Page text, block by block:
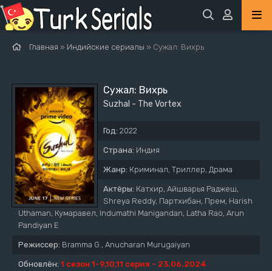
Главная » Индийские сериалы » Сужал: Вихрь
Сужал: Вихрь
Suzhal - The Vortex
Год: 2022
Страна: Индия
Жанр: Криминал, Триллер, Драма
Актёры: Катхир, Айшварья Раджеш,
Shreya Reddy, Партхибан, Прем, Harish
Uthaman, Кумаравел, Indumathi Manigandan, Latha Rao, Arun
Pandiyan E
Режиссер: Bramma G., Anucharan Murugaiyan
Обновлён: 1 сезон 1-9,10,11 серия - 23.06.2024